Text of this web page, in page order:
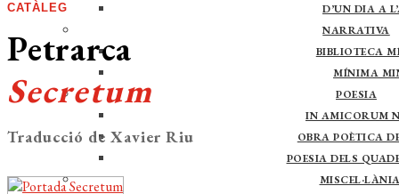
D’UN DIA A
NARRATIVA
BIBLIOTECA
MÍNIMA
POESIA
IN AMICORUM
OBRA POÈTICA
POESIA DELS
CATÀLEG
Petrarca
Secretum
Traducció de Xavier Riu